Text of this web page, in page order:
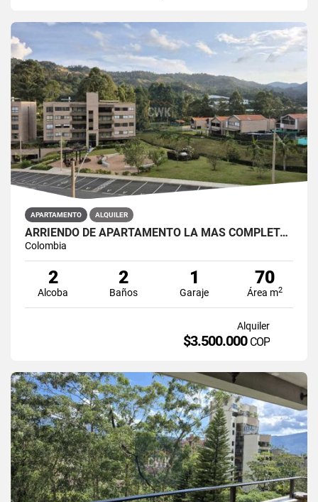
APARTAMENTO ALQUILER
ARRIENDO DE APARTAMENTO LA MAS COMPLETA UNIDAD CERRADA EN EL RETIRO
Colombia
2
Alcoba
2
Baños
1
Garaje
70
Área m2
Alquiler
$3.500.000 COP